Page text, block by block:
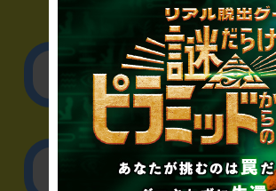
▼企業／
リアル脱出ゲ
取材に関